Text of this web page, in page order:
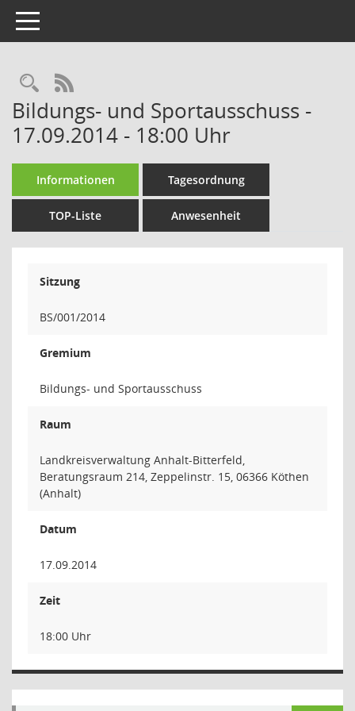
Toggle navigation
Rechercheauswahl
RSS-Feed
Bildungs- und Sportausschuss -
17.09.2014 - 18:00 Uhr
Informationen Tagesordnung
TOP-Liste Anwesenheit
Sitzung
BS/001/2014
Gremium
Bildungs- und Sportausschuss
Raum
Landkreisverwaltung Anhalt-Bitterfeld,
Beratungsraum 214, Zeppelinstr. 15, 06366 Köthen
(Anhalt)
Datum
17.09.2014
Zeit
18:00 Uhr